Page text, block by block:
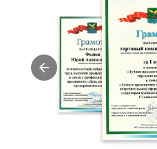
маневренность;
быстрый разгон;
прочная рама;
красивый дизайн;
высокая проходимость;
удобное переключение
Как выбрать